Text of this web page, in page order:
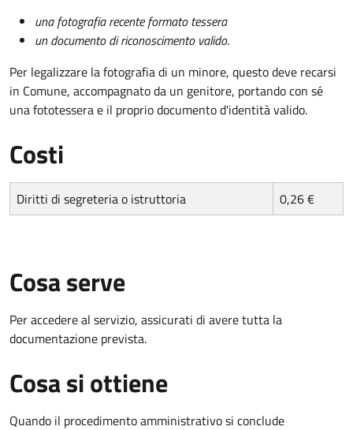
una fotografia recente formato tessera
un documento di riconoscimento valido.
Per legalizzare la fotografia di un minore, questo deve recarsi
in Comune, accompagnato da un genitore, portando con sé
una fototessera e il proprio documento d'identità valido.
Costi
Diritti di segreteria o istruttoria 0,26 €
Cosa serve
Per accedere al servizio, assicurati di avere tutta la
documentazione prevista.
Cosa si ottiene
Quando il procedimento amministrativo si conclude